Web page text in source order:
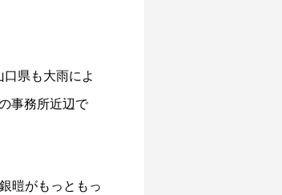
県も大雨によ
事務所近辺で
暟がもっともっ